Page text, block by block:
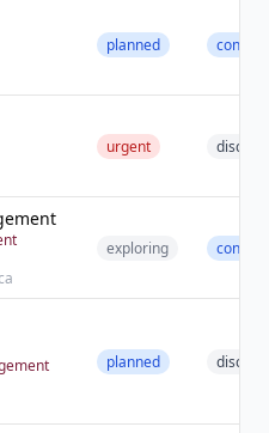
planned
urgent
exploring
planned